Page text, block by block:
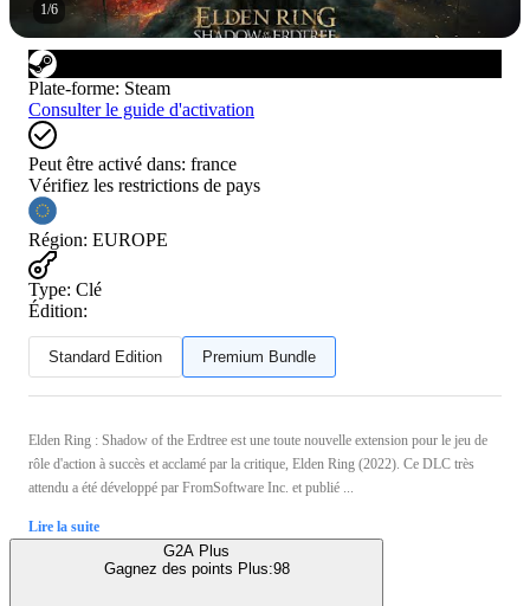
1/6
Plate-forme: Steam
Consulter le guide d'activation
Peut être activé dans: france
Vérifiez les restrictions de pays
Région: EUROPE
Type: Clé
Édition:
Standard Edition Premium Bundle
Elden Ring : Shadow of the Erdtree est une toute nouvelle extension pour le jeu de
rôle d'action à succès et acclamé par la critique, Elden Ring (2022). Ce DLC très
attendu a été développé par FromSoftware Inc. et publié ...
Lire la suite
G2A Plus
Gagnez des points Plus:98